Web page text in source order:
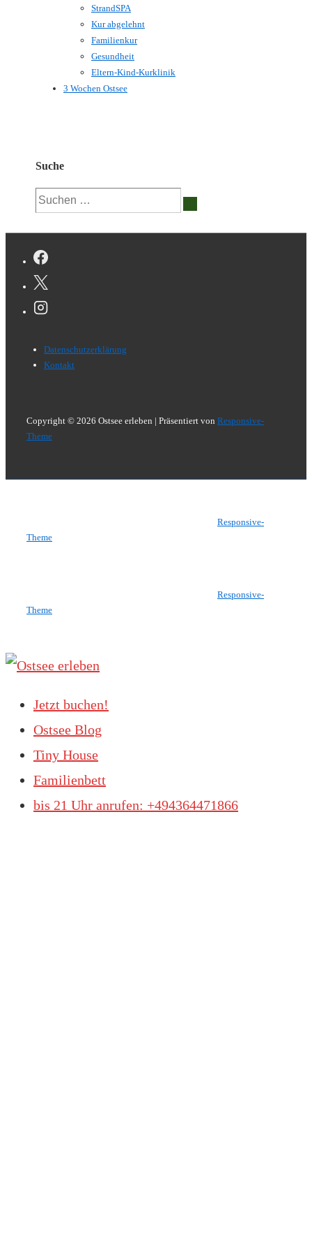
StrandSPA
Kur abgelehnt
Familienkur
Gesundheit
Eltern-Kind-Kurklinik
3 Wochen Ostsee
Suche
Suchen
nach:
Footer-
Menü
Datenschutzerklärung
Kontakt
Copyright © 2026 Ostsee erleben | Präsentiert von Responsive-
Theme
Responsive-
Theme
Responsive-
Theme
Jetzt buchen!
Ostsee Blog
Tiny House
Familienbett
bis 21 Uhr anrufen: +494364471866